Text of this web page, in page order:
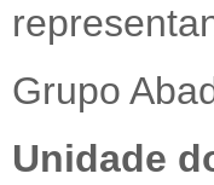
Grupo
Unidade